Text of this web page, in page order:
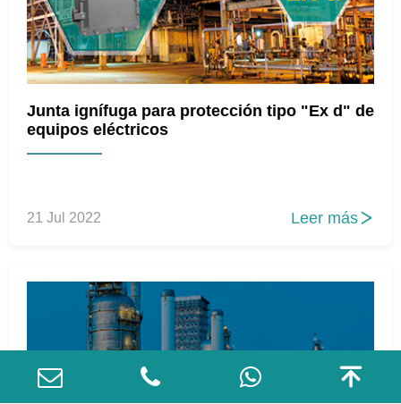
Junta ignífuga para protección tipo "Ex d" de
equipos eléctricos
21 Jul 2022 Leer más 
